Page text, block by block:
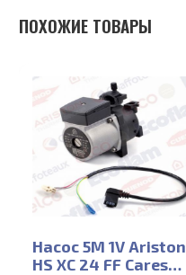
ПОХОЖИЕ ТОВАРЫ
Насос 5M 1V Ariston
HS XC 24 FF Cares